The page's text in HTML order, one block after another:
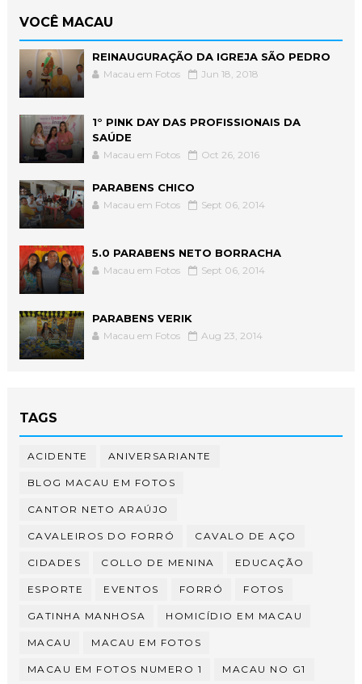
VOCÊ MACAU
REINAUGURAÇÃO DA IGREJA SÃO PEDRO
Macau em Fotos Jun 18, 2018
1° PINK DAY DAS PROFISSIONAIS DA
SAÚDE
Macau em Fotos Oct 26, 2016
PARABENS CHICO
Macau em Fotos Sept 06, 2014
5.0 PARABENS NETO BORRACHA
Macau em Fotos Sept 06, 2014
PARABENS VERIK
Macau em Fotos Aug 23, 2014
TAGS
ACIDENTE ANIVERSARIANTE
BLOG MACAU EM FOTOS
CANTOR NETO ARAÚJO
CAVALEIROS DO FORRÓ CAVALO DE AÇO
CIDADES COLLO DE MENINA EDUCAÇÃO
ESPORTE EVENTOS FORRÓ FOTOS
GATINHA MANHOSA HOMICÍDIO EM MACAU
MACAU MACAU EM FOTOS
MACAU EM FOTOS NUMERO 1 MACAU NO G1